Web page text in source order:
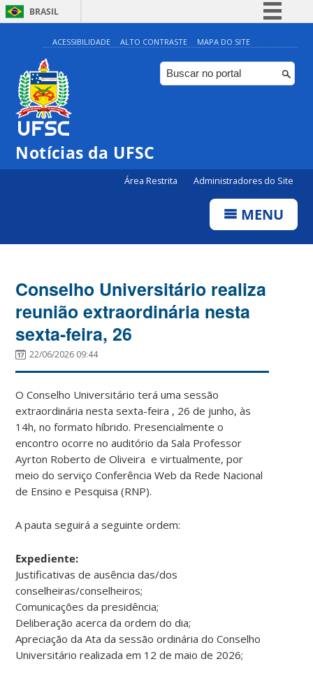
BRASIL
Simplifique!
Comunica BR
Participe
ACESSIBILIDADE ALTO CONTRASTE MAPA DO SITE
Notícias da UFSC
Área Restrita Administradores do Site
MENU
Conselho Universitário realiza
reunião extraordinária nesta
sexta-feira, 26
22/06/2026 09:44
O Conselho Universitário terá uma sessão
extraordinária nesta sexta-feira , 26 de junho, às
14h, no formato híbrido. Presencialmente o
encontro ocorre no auditório da Sala Professor
Ayrton Roberto de Oliveira e virtualmente, por
meio do serviço Conferência Web da Rede Nacional
de Ensino e Pesquisa (RNP).
A pauta seguirá a seguinte ordem:
Expediente:
Justificativas de ausência das/dos
conselheiras/conselheiros;
Comunicações da presidência;
Deliberação acerca da ordem do dia;
Apreciação da Ata da sessão ordinária do Conselho
Universitário realizada em 12 de maio de 2026;